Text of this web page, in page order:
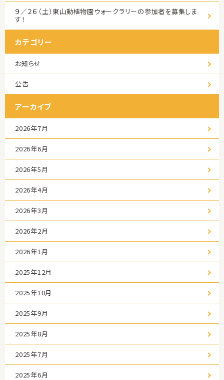
９／２６（土）東山動植物園ウォークラリーの参加者を募集しま
す！
カテゴリー
お知らせ
公告
アーカイブ
2026年7月
2026年6月
2026年5月
2026年4月
2026年3月
2026年2月
2026年1月
2025年12月
2025年10月
2025年9月
2025年8月
2025年7月
2025年6月